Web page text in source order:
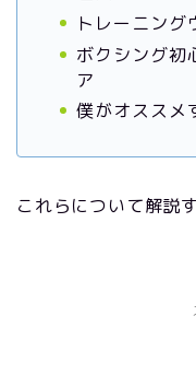
トレーニング
ボクシング初
ア
僕がオススメ
これらについて解説